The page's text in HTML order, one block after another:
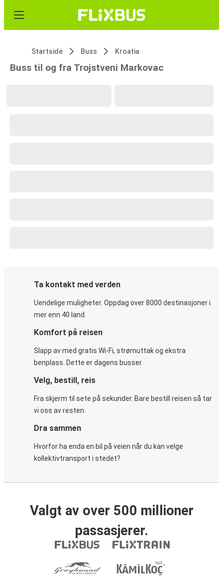
Startside Buss Kroatia
Buss til og fra Trojstveni Markovac
Ta kontakt med verden
Uendelige muligheter. Oppdag over 8000 destinasjoner i
mer enn 40 land.
Komfort på reisen
Slapp av med gratis Wi-Fi, strømuttak og ekstra
benplass. Dette er dagens busser.
Velg, bestill, reis
Fra skjerm til sete på sekunder. Bare bestill reisen så tar
vi oss av resten.
Dra sammen
Hvorfor ha enda en bil på veien når du kan velge
kollektivtransport i stedet?
Valgt av over 500 millioner
passasjerer.